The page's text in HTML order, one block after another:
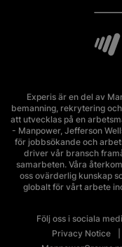
Experis är en del av
bemanning, rekrytering
att utvecklas på en
- Manpower, Jefferson
för jobbsökande och
driver vår bransch
samarbeten. Våra
oss ovärderlig kunskap
globalt för vårt arbete
Följ oss i sociala
Privacy Notice